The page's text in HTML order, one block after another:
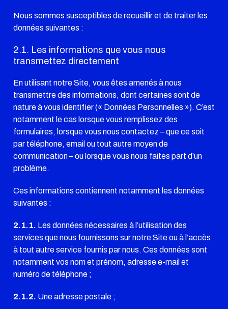
Nous sommes susceptibles de recueillir et de traiter les
données suivantes :
2.1. Les informations que vous nous
transmettez directement
En utilisant notre Site, vous êtes amenés à nous
transmettre des informations, dont certaines sont de
nature à vous identifier (« Données Personnelles »). C’est
notamment le cas lorsque vous remplissez des
formulaires, lorsque vous nous contactez – que ce soit
par téléphone, email ou tout autre moyen de
communication – ou lorsque vous nous faites part d’un
problème.
Ces informations contiennent notamment les données
suivantes :
2.1.1. Les données nécessaires à l’utilisation des
services que nous fournissons sur notre Site ou à l’accès
à tout autre service fournis par nous. Ces données sont
notamment vos nom et prénom, adresse e-mail et
numéro de téléphone ;
2.1.2. Une adresse postale ;